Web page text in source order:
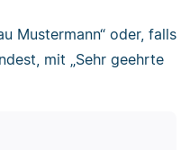
Mustermann“ oder, falls
mit „Sehr geehrte